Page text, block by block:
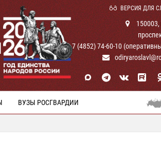
ВЕРСИЯ ДЛЯ
150003,
+ 7 (4852) 74-60-10
ВУЗЫ РОСГВАРДИИ